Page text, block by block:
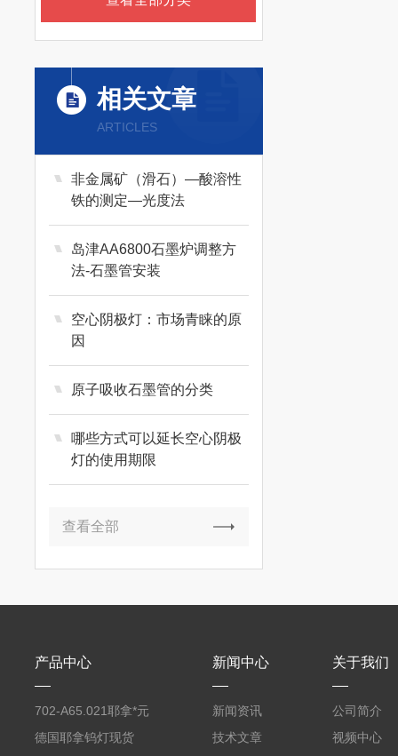
相关文章
ARTICLES
非金属矿（滑石）—酸溶性
铁的测定—光度法
岛津AA6800石墨炉调整方
法-石墨管安装
空心阴极灯：市场青睐的原
因
原子吸收石墨管的分类
哪些方式可以延长空心阴极
灯的使用期限
查看全部
产品中心
702-A65.021耶拿*元
素分析仪反应罐
德国耶拿钨灯现货
新闻中心
新闻资讯
技术文章
关于我们
公司简介
视频中心